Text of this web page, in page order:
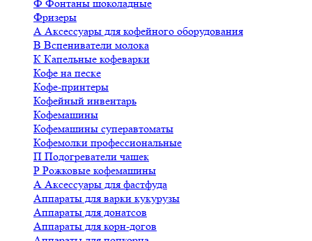
Ф Фонтаны шоколадные
Фризеры
А Аксессуары для кофейного оборудования
В Вспениватели молока
К Капельные кофеварки
Кофе на песке
Кофе-принтеры
Кофейный инвентарь
Кофемашины
Кофемашины суперавтоматы
Кофемолки профессиональные
П Подогреватели чашек
Р Рожковые кофемашины
А Аксессуары для фастфуда
Аппараты для варки кукурузы
Аппараты для донатсов
Аппараты для корн-догов